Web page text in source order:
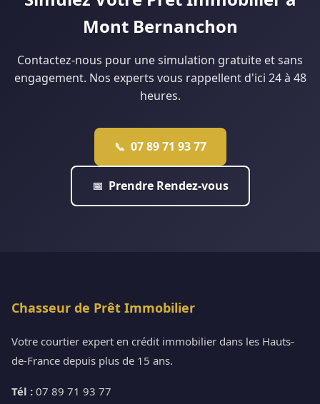
Mont Bernanchon
Contactez-nous pour une simulation gratuite et sans
engagement. Nos experts vous rappellent d'ici 24 à 48
heures.
📞 07 89 71 93 77
📅 Prendre Rendez-vous
Chasseur de Prêt Immobilier
Votre courtier expert en crédit immobilier dans les Hauts-
de-France depuis plus de 15 ans.
Tél : 07 89 71 93 77